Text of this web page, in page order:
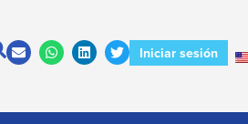
Iniciar sesión